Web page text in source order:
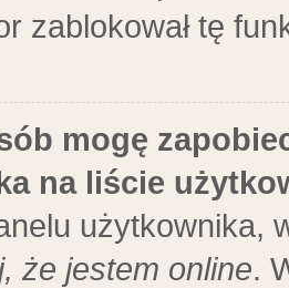
zablokował tę
mogę
na liście
użytkownika,
że jestem online.